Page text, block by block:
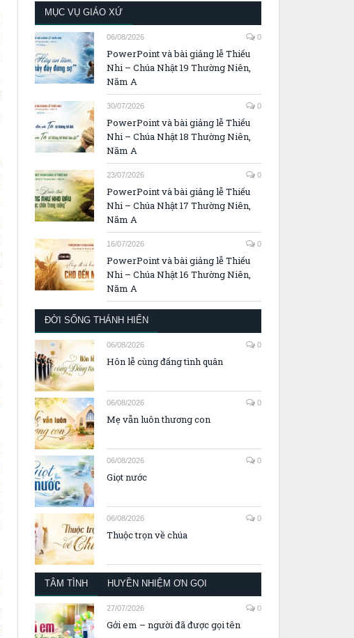
MỤC VỤ GIÁO XỨ
06/08/2026 0
PowerPoint và bài giảng lễ Thiếu
Nhi – Chúa Nhật 19 Thường Niên,
Năm A
30/07/2026 0
PowerPoint và bài giảng lễ Thiếu
Nhi – Chúa Nhật 18 Thường Niên,
Năm A
23/07/2026 0
PowerPoint và bài giảng lễ Thiếu
Nhi – Chúa Nhật 17 Thường Niên,
Năm A
16/07/2026 0
PowerPoint và bài giảng lễ Thiếu
Nhi – Chúa Nhật 16 Thường Niên,
Năm A
ĐỜI SỐNG THÁNH HIẾN
06/08/2026 0
Hôn lễ cùng đấng tình quân
06/08/2026 0
Mẹ vẫn luôn thương con
06/08/2026 0
Giọt nước
06/08/2026 0
Thuộc trọn về chúa
TÂM TÌNH HUYỀN NHIỆM ƠN GỌI
27/07/2026 0
Gởi em – người đã được gọi tên